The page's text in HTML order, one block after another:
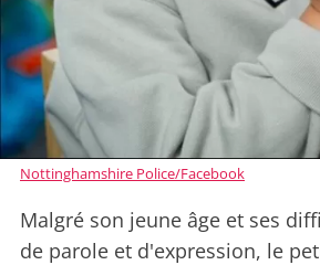
Nottinghamshire Police/Facebook
Malgré son jeune âge et ses
de parole et d'expression, le